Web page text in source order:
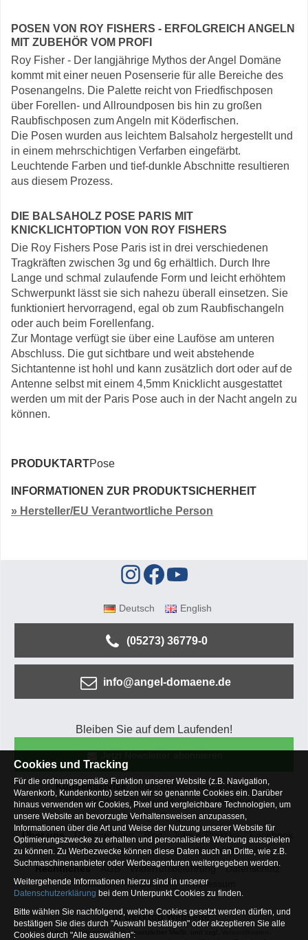
POSEN VON ROY FISHERS - ERFOLGREICH ANGELN
MIT ZUBEHÖR VOM PROFI
Roy Fisher - Der langjährige Mythos der Angel Domäne
kommt mit einer neuen Posenserie für alle Bereiche des
Posenangelns. Die Palette reicht von Friedfischposen
über Forellen- und Allroundposen bis hin zu großen
Raubfischposen zum Angeln mit Köderfischen.
Die Posen wurden aus leichtem Balsaholz hergestellt und
in einem mehrschichtigen Verfarben eingefärbt.
Leuchtende Farben und tief-dunkle Abschnitte resultieren
aus diesem Prozess.
DIE BALSAHOLZ POSE PARIS MIT
KNICKLICHTOPTION VON ROY FISHERS
Die Roy Fishers Pose Paris ist in drei verschiedenen
Tragkräften zwischen 3g und 6g erhältlich. Durch Ihre
Lange und schmal zulaufende Form und leicht erhöhtem
Schwerpunkt lässt sie sich nahezu überall einsetzen. Sie
funktioniert hervorragend, egal ob zum Raubfischangeln
oder auch beim Forellenfang.
Zur Montage verfügt sie über eine Lauföse am unteren
Abschluss. Die gut sichtbare und weit abstehende
Sichtantenne ist hohl und kann zusätzlich dort oder auf de
Antenne selbst mit einem 4,5mm Knicklicht ausgestattet
werden um mit der Paris Pose auch in der Nacht angeln zu
können.
PRODUKTARTPose
INFORMATIONEN ZUR PRODUKTSICHERHEIT
» Hersteller/EU Verantwortliche Person
Deutsch English
(05273) 36779-0
info@angel-domaene.de
Bleiben Sie auf dem Laufenden!
Kundenservice Mein Konto
Versandkosten
Zahlungsarten
Rücksendung
Kaufberatung
Häufige Fragen
Über uns
Unternehmen Blog Jobs & Praktika
Facebook
Osterfeldsee
Archiv Sitemap
Kontaktformular
Rechtliches
AGB Widerrufsbelehrung
Datenschutz
Altbatterie-Entsorgung
Impressum
Zur Desktop Webseite
* = Alle Preisangaben inkl. gesetzlicher MwSt. und zzgl.
Cookies und Tracking
Für die ordnungsgemäße Funktion unserer Website (z.B. Navigation,
Warenkorb, Kundenkonto) setzen wir so genannte Cookies ein. Darüber
hinaus verwenden wir Cookies, Pixel und vergleichbare Technologien, um
unsere Website an bevorzugte Verhaltensweisen anzupassen,
Informationen über die Art und Weise der Nutzung unserer Website für
Optimierungszwecke zu erhalten und personalisierte Werbung ausspielen
zu können. Zu Werbezwecke können diese Daten auch an Dritte, wie z.B.
Suchmaschinenanbieter oder Werbeagenturen weitergegeben werden.
Weitergehende Informationen hierzu sind in unserer
Datenschutzerklärung bei dem Unterpunkt Cookies zu finden.
Bitte wählen Sie nachfolgend, welche Cookies gesetzt werden dürfen, und
bestätigen Sie dies durch "Auswahl bestätigen" oder akzeptieren Sie alle
Cookies durch "Alle auswählen":